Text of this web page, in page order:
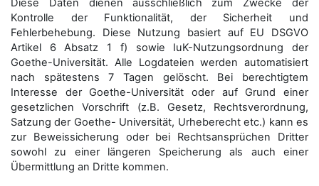
Diese Daten dienen ausschließlich zum Zwecke der
Kontrolle der Funktionalität, der Sicherheit und
Fehlerbehebung. Diese Nutzung basiert auf EU DSGVO
Artikel 6 Absatz 1 f) sowie IuK-Nutzungsordnung der
Goethe-Universität. Alle Logdateien werden auto­matisiert
nach spätestens 7 Tagen gelöscht. Bei berechtigtem
Interesse der Goethe-Universität oder auf Grund einer
gesetzlichen Vorschrift (z.B. Gesetz, Rechtsverordnung,
Satzung der Goethe- Universität, Urheberecht etc.) kann es
zur Beweissicherung oder bei Rechtsansprüchen Dritter
sowohl zu einer längeren Speicherung als auch einer
Übermittlung an Dritte kommen.